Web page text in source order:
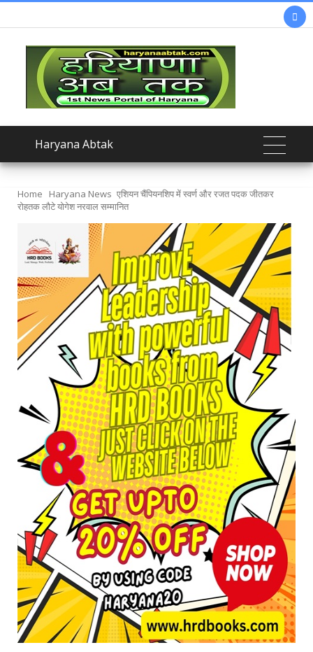

Haryana Abtak
Home Haryana News एशियन चैंपियनशिप में स्वर्ण और रजत पदक जीतकर
रोहतक लौटे योगेश नरवाल सम्मानित